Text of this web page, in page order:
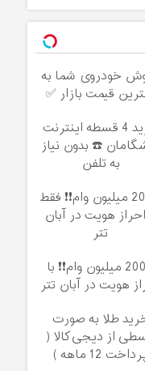
خودروی شما به
قیمت بازار ✅
خرید 4 قسطه اینترنت
☎️ بدون نیاز
به تلفن
❗❗200 میلیون وام❗❗ فقط
هویت در آبان
تتر
❗❗200 میلیون وام❗❗ با
هویت در آبان تتر
طلا به صورت
از دیجی‌کالا (
12 ماهه )